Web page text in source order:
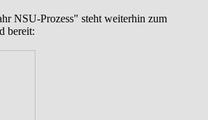
NSU-Prozess" steht weiterhin zum
bereit: